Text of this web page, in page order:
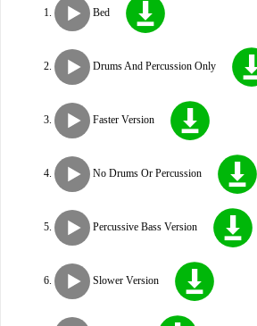
Bed
Drums And Percussion Only
Faster Version
No Drums Or Percussion
Percussive Bass Version
Slower Version